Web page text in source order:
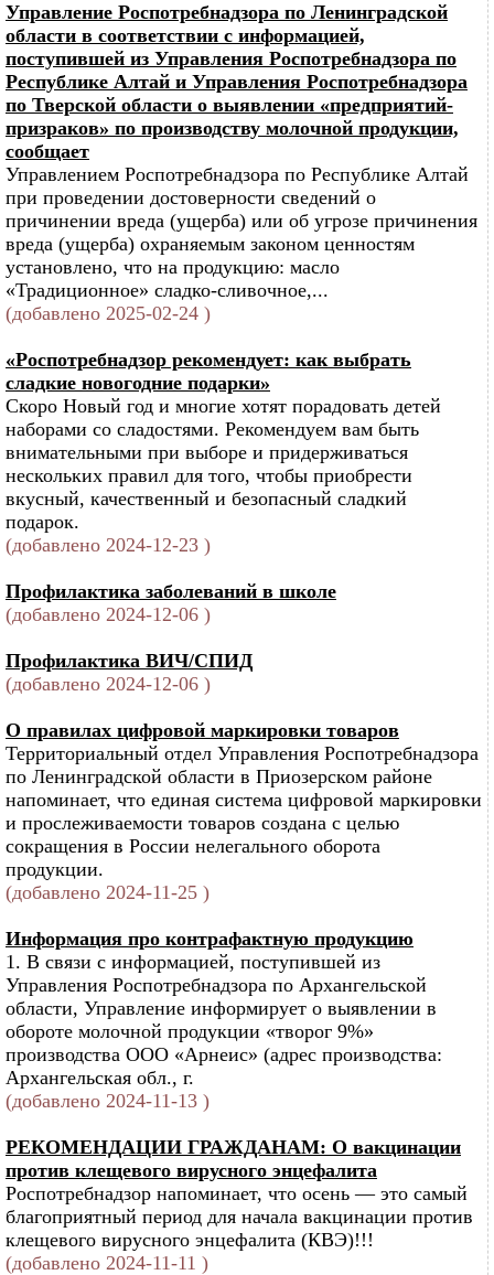
Управление Роспотребнадзора по Ленинградской
области в соответствии с информацией,
поступившей из Управления Роспотребнадзора по
Республике Алтай и Управления Роспотребнадзора
по Тверской области о выявлении «предприятий-
призраков» по производству молочной продукции,
сообщает
Управлением Роспотребнадзора по Республике Алтай
при проведении достоверности сведений о
причинении вреда (ущерба) или об угрозе причинения
вреда (ущерба) охраняемым законом ценностям
установлено, что на продукцию: масло
«Традиционное» сладко-сливочное,...
(добавлено 2025-02-24 )
«Роспотребнадзор рекомендует: как выбрать
сладкие новогодние подарки»
Скоро Новый год и многие хотят порадовать детей
наборами со сладостями. Рекомендуем вам быть
внимательными при выборе и придерживаться
нескольких правил для того, чтобы приобрести
вкусный, качественный и безопасный сладкий
подарок.
(добавлено 2024-12-23 )
Профилактика заболеваний в школе
(добавлено 2024-12-06 )
Профилактика ВИЧ/СПИД
(добавлено 2024-12-06 )
О правилах цифровой маркировки товаров
Территориальный отдел Управления Роспотребнадзора
по Ленинградской области в Приозерском районе
напоминает, что единая система цифровой маркировки
и прослеживаемости товаров создана с целью
сокращения в России нелегального оборота
продукции.
(добавлено 2024-11-25 )
Информация про контрафактную продукцию
1. В связи с информацией, поступившей из
Управления Роспотребнадзора по Архангельской
области, Управление информирует о выявлении в
обороте молочной продукции «творог 9%»
производства ООО «Арнеис» (адрес производства:
Архангельская обл., г.
(добавлено 2024-11-13 )
РЕКОМЕНДАЦИИ ГРАЖДАНАМ: О вакцинации
против клещевого вирусного энцефалита
Роспотребнадзор напоминает, что осень — это самый
благоприятный период для начала вакцинации против
клещевого вирусного энцефалита (КВЭ)!!!
(добавлено 2024-11-11 )